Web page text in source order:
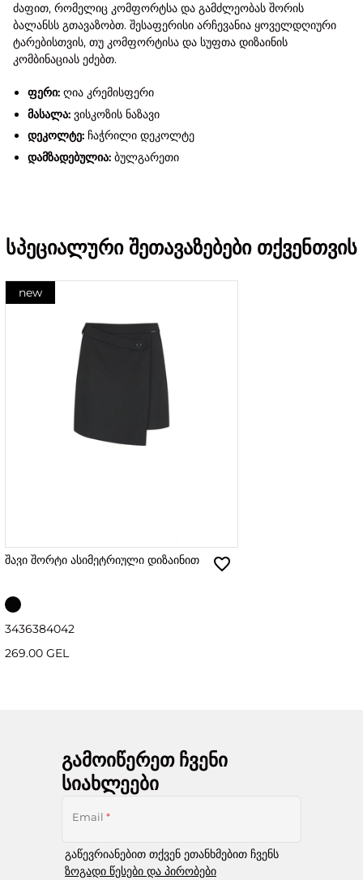
ძაფით, რომელიც კომფორტსა და გამძლეობას შორის
ბალანსს გთავაზობთ. შესაფერისი არჩევანია ყოველდღიური
ტარებისთვის, თუ კომფორტისა და სუფთა დიზაინის
კომბინაციას ეძებთ.
ფერი:ღია კრემისფერი
მასალა:ვისკოზის ნაზავი
დეკოლტე:ჩაჭრილი დეკოლტე
დამზადებულია:ბულგარეთი
სპეციალური შეთავაზებები თქვენთვის
new
შავი შორტი ასიმეტრიული დიზაინით
3436384042
269.00 GEL
გამოიწერეთ ჩვენი
სიახლეები
Email *
გაწევრიანებით თქვენ ეთანხმებით ჩვენს
ზოგადი წესები და პირობები